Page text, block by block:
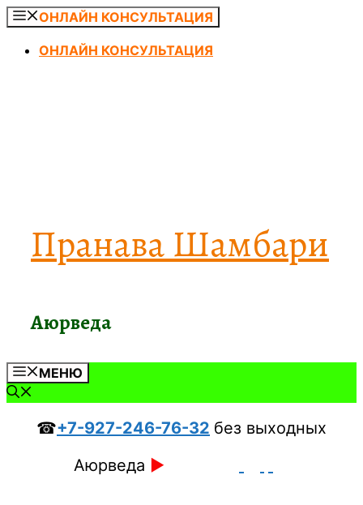
Перейти
содержимому
ОНЛАЙН КОНСУЛЬТАЦИЯ
ОНЛАЙН КОНСУЛЬТАЦИЯ
Пранава Шамбари
Аюрведа
МЕНЮ
☎+7-927-246-76-32 без выходных
Аюрведа ►